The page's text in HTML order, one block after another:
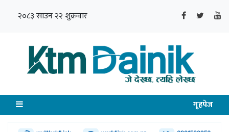
२०८३ साउन २२ शुक्रवार
गृहपेज